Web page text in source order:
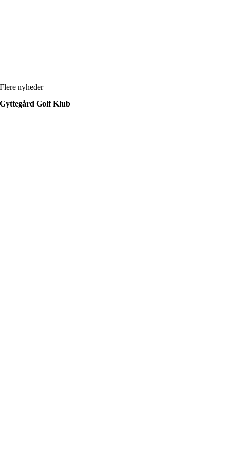
Flere nyheder
Gyttegård Golf Klub